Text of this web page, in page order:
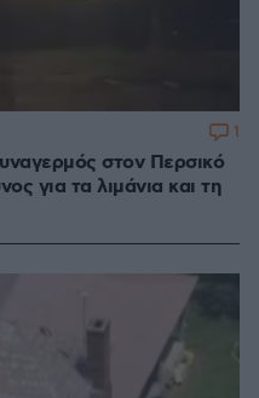
στον Περσικό
για τα λιμάνια και τη
1